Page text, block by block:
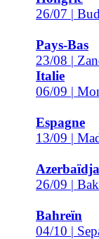
26/07 |
Pays-Bas
23/08 |
Italie
06/09 |
Espagne
13/09 |
26/09 |
Bahreïn
04/10 |